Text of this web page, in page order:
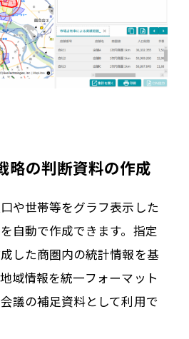
略の判断資料の作成
や世帯等をグラフ表示した
自動で作成できます。指定
した商圏内の統計情報を基
域情報を統一フォーマット
議の補足資料として利用で